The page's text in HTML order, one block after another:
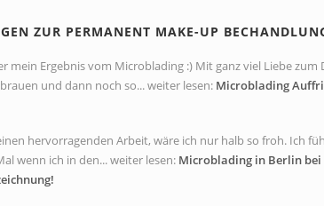
ZUR PERMANENT MAKE-UP
mein Ergebnis vom Microblading :) Mit ganz viel Liebe zum
und dann noch so... weiter lesen: Microblading
hervorragenden Arbeit, wäre ich nur halb so froh. Ich
wenn ich in den... weiter lesen: Microblading in Berlin bei